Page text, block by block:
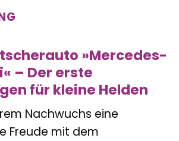
»Mercedes-
– Der erste
für kleine Helden
Nachwuchs eine
Freude mit dem